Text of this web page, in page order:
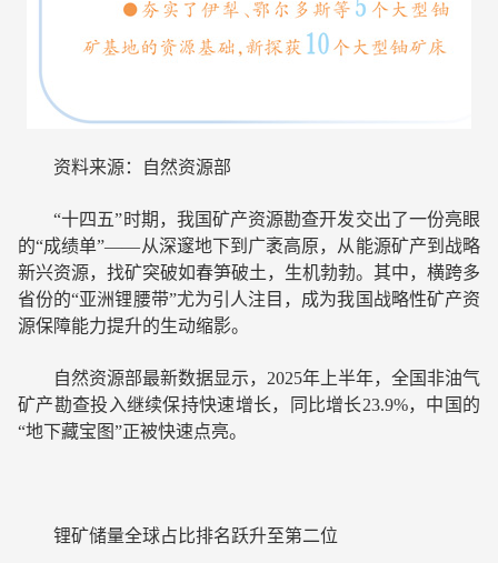
资料来源：自然资源部
“十四五”时期，我国矿产资源勘查开发交出了一份亮眼
的“成绩单”——从深邃地下到广袤高原，从能源矿产到战略
新兴资源，找矿突破如春笋破土，生机勃勃。其中，横跨多
省份的“亚洲锂腰带”尤为引人注目，成为我国战略性矿产资
源保障能力提升的生动缩影。
自然资源部最新数据显示，2025年上半年，全国非油气
矿产勘查投入继续保持快速增长，同比增长23.9%，中国的
“地下藏宝图”正被快速点亮。
锂矿储量全球占比排名跃升至第二位